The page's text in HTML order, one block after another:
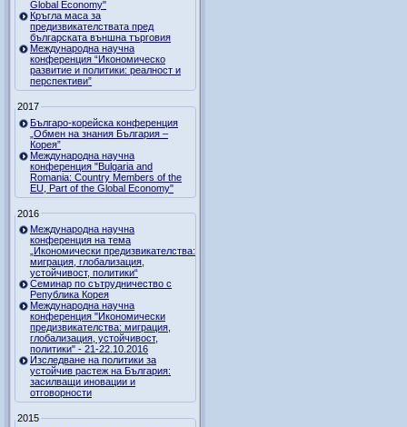
Global Economy"
Кръгла маса за
предизвикателствата пред
българската външна търговия
Международна научна
конференция “Икономическо
развитие и политики: реалност и
перспективи”
2017
Българо-корейска конференция
„Обмен на знания България –
Корея”
Международна научна
конференция "Bulgaria and
Romania: Country Members of the
EU, Part of the Global Economy"
2016
Международна научна
конференция на тема
„Икономически предизвикателства:
миграция, глобализация,
устойчивост, политики“
Семинар по сътрудничество с
Република Корея
Международна научна
конференция "Икономически
предизвикателства: миграция,
глобализация, устойчивост,
политики" - 21-22.10.2016
Изследване на политики за
устойчив растеж на България:
засилващи иновации и
отговорности
2015